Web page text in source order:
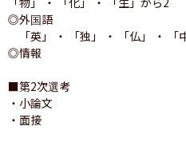
◎外国語
「英」 ・ 「独」 ・ 「仏」 ・ 「
◎情報
■第2次選考
・小論文
・面接